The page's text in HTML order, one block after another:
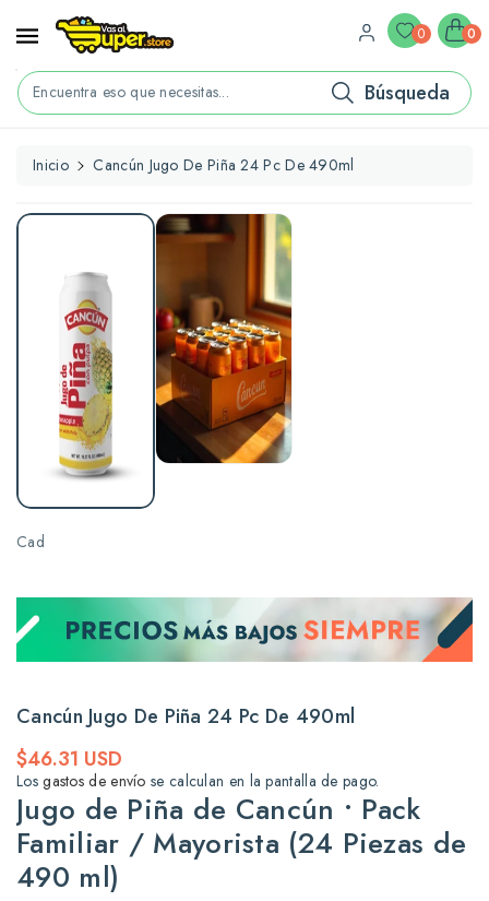
Encuentra eso que necesitas... Búsqueda
0 0
Inicio Cancún Jugo De Piña 24 Pc De 490ml
Cad
Cancún Jugo De Piña 24 Pc De 490ml
Precio
habitual
$46.31 USD
Losgastos de envío se calculan en la pantalla de pago.
Jugo de Piña de Cancún • Pack
Familiar / Mayorista (24 Piezas de
490 ml)